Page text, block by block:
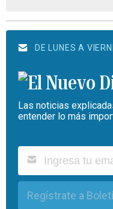
DE LUNES A
Las noticias
entender lo más
Regístrate a